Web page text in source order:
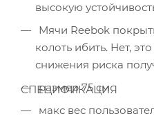
высокую
колоть ибить. Нет,
снижения риска
размер 75 см
макс вес
СПЕЦИФИКАЦИЯ